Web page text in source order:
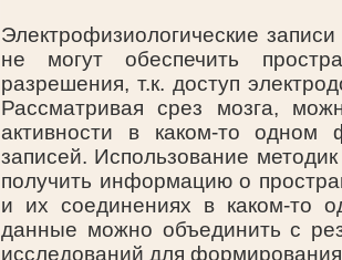
Электрофизиологические
не могут обеспечить
разрешения, т.к. доступ
Рассматривая срез мозга,
активности в каком-то одном
записей. Использование
получить информацию о
и их соединениях в каком-то
данные можно объединить с
исследований для